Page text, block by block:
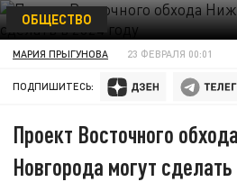
ОБЩЕСТВО
МАРИЯ ПРЫГУНОВА 23 ФЕВРАЛЯ 00:01
ПОДПИШИТЕСЬ:
Проект Восточного
Новгорода могут